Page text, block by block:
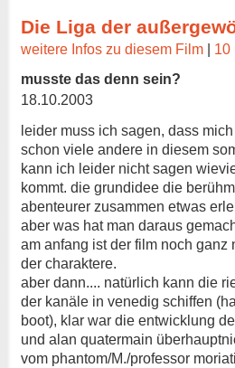
Die Liga der
weitere Infos zu diesem Film | 10
musste das denn sein?
18.10.2003
leider muss ich sagen, dass
schon viele andere in diesem
kann ich leider nicht sagen
kommt. die grundidee die
abenteurer zusammen etwas
aber was hat man daraus
am anfang ist der film noch
der charaktere.
aber dann.... natürlich kann die
der kanäle in venedig schiffen
boot), klar war die entwicklung
und alan quatermain
vom phantom/M./professor